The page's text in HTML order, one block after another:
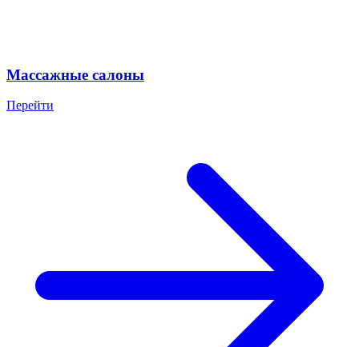
Массажные салоны
Перейти